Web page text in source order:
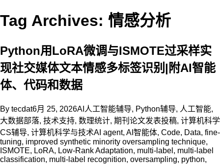
Tag Archives: 情感分析
Python用LoRA微调与ISMOTE过采样实
现社交媒体文本情感多标签识别|附AI智能
体、代码和数据
By tecdat6月 25, 2026AI人工智能辅导, Python辅导, 人工智能,
大数据部落, 技术支持, 数理统计, 期刊论文发表投稿, 计算机科学
CS辅导, 计算机科学与技术AI agent, AI智能体, Code, Data, fine-
tuning, improved synthetic minority oversampling technique,
ISMOTE, LoRA, Low-Rank Adaptation, multi-label , multi-label
classification, multi-label recognition, oversampling, python,